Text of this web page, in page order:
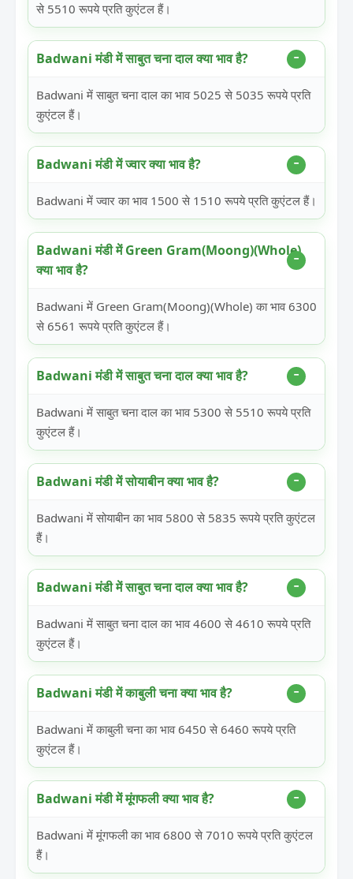
से 5510 रूपये प्रति कुएंटल हैं।
Badwani मंडी में साबुत चना दाल क्या भाव है?
Badwani में साबुत चना दाल का भाव 5025 से 5035 रूपये प्रति
कुएंटल हैं।
Badwani मंडी में ज्वार क्या भाव है?
Badwani में ज्वार का भाव 1500 से 1510 रूपये प्रति कुएंटल हैं।
Badwani मंडी में Green Gram(Moong)(Whole)
क्या भाव है?
Badwani में Green Gram(Moong)(Whole) का भाव 6300
से 6561 रूपये प्रति कुएंटल हैं।
Badwani मंडी में साबुत चना दाल क्या भाव है?
Badwani में साबुत चना दाल का भाव 5300 से 5510 रूपये प्रति
कुएंटल हैं।
Badwani मंडी में सोयाबीन क्या भाव है?
Badwani में सोयाबीन का भाव 5800 से 5835 रूपये प्रति कुएंटल
हैं।
Badwani मंडी में साबुत चना दाल क्या भाव है?
Badwani में साबुत चना दाल का भाव 4600 से 4610 रूपये प्रति
कुएंटल हैं।
Badwani मंडी में काबुली चना क्या भाव है?
Badwani में काबुली चना का भाव 6450 से 6460 रूपये प्रति
कुएंटल हैं।
Badwani मंडी में मूंगफली क्या भाव है?
Badwani में मूंगफली का भाव 6800 से 7010 रूपये प्रति कुएंटल
हैं।